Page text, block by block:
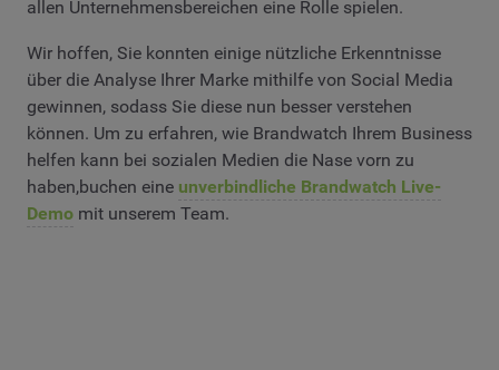
allen Unternehmensbereichen eine Rolle spielen.
Wir hoffen, Sie konnten einige nützliche Erkenntnisse
über die Analyse Ihrer Marke mithilfe von Social Media
gewinnen, sodass Sie diese nun besser verstehen
können. Um zu erfahren, wie Brandwatch Ihrem Business
helfen kann bei sozialen Medien die Nase vorn zu
haben,buchen eine unverbindliche Brandwatch Live-
Demo mit unserem Team.